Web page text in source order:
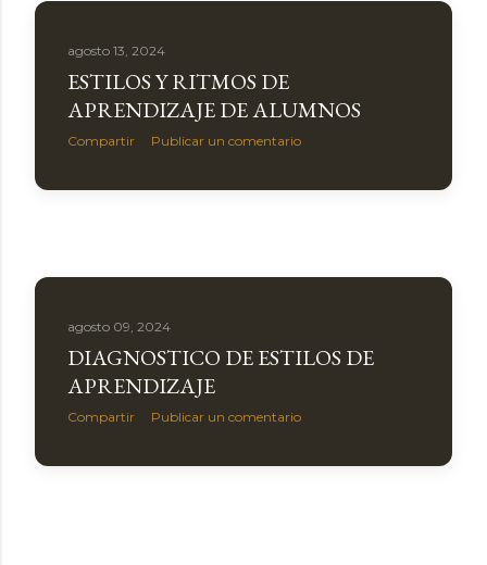
agosto 13, 2024
ESTILOS Y RITMOS DE
APRENDIZAJE DE ALUMNOS
Compartir Publicar un comentario
agosto 09, 2024
DIAGNOSTICO DE ESTILOS DE
APRENDIZAJE
Compartir Publicar un comentario